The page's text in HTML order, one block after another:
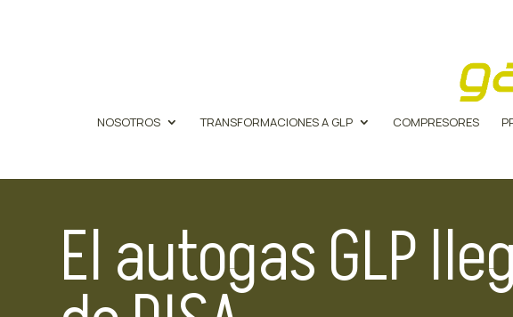
NOSOTROS TRANSFORMACIONES A GLP COMPRESORES
El autogas GLP